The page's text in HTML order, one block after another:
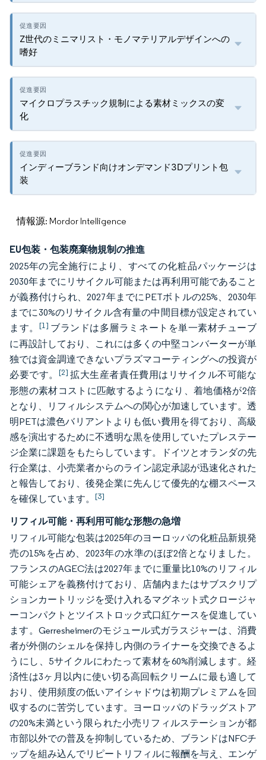
Z世代のミニマリスト・モノマテリアルデザインへの
嗜好
マイクロプラスチック規制による素材ミックスの変
化
インディーブランド向けオンデマンド3Dプリント包
装
情報源: Mordor Intelligence
EU包装・包装廃棄物規制の推進
2025年の完全施行により、すべての化粧品パッケージは
2030年までにリサイクル可能または再利用可能であること
が義務付けられ、2027年までにPETボトルの25%、2030年
までに30%のリサイクル含有量の中間目標が設定されてい
ます。 [1] ブランドは多層ラミネートを単一素材チューブ
に再設計しており、これには多くの中堅コンバーターが単
独では資金調達できないプラズマコーティングへの投資が
必要です。 [2] 拡大生産者責任費用はリサイクル不可能な
形態の素材コストに匹敵するようになり、着地価格が2倍
となり、リフィルシステムへの関心が加速しています。透
明PETは濃色バリアントよりも低い費用を得ており、高級
感を演出するために不透明な黒を使用していたプレステー
ジ企業に課題をもたらしています。ドイツとオランダの先
行企業は、小売業者からのライン認定承認が迅速化された
と報告しており、後発企業に先んじて優先的な棚スペース
を確保しています。 [3]
リフィル可能・再利用可能な形態の急増
リフィル可能な包装は2025年のヨーロッパの化粧品新規発
売の15%を占め、2023年の水準のほぼ2倍となりました。
フランスのAGEC法は2027年までに重量比10%のリフィル
可能シェアを義務付けており、店舗内またはサブスクリプ
ションカートリッジを受け入れるマグネット式クロージャ
ーコンパクトとツイストロック式口紅ケースを促進してい
ます。Gerresheimerのモジュール式ガラスジャーは、消費
者が外側のシェルを保持し内側のライナーを交換できるよ
うにし、5サイクルにわたって素材を60%削減します。経
済性は3ヶ月以内に使い切る高回転クリームに最も適して
おり、使用頻度の低いアイシャドウは初期プレミアムを回
収するのに苦労しています。ヨーロッパのドラッグストア
の20%未満という限られた小売リフィルステーションが都
市部以外での普及を抑制しているため、ブランドはNFCチ
ップを組み込んでリピートリフィルに報酬を与え、エンゲ